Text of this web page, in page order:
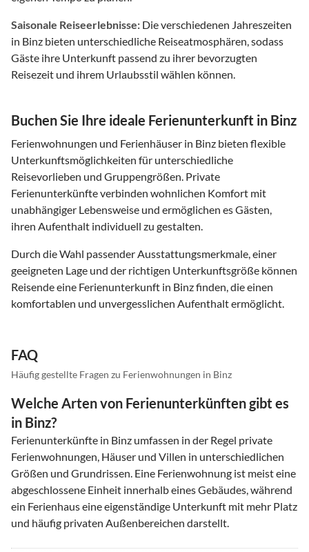
Saisonale Reiseerlebnisse: Die verschiedenen Jahreszeiten
in Binz bieten unterschiedliche Reiseatmosphären, sodass
Gäste ihre Unterkunft passend zu ihrer bevorzugten
Reisezeit und ihrem Urlaubsstil wählen können.
Buchen Sie Ihre ideale Ferienunterkunft in Binz
Ferienwohnungen und Ferienhäuser in Binz bieten flexible
Unterkunftsmöglichkeiten für unterschiedliche
Reisevorlieben und Gruppengrößen. Private
Ferienunterkünfte verbinden wohnlichen Komfort mit
unabhängiger Lebensweise und ermöglichen es Gästen,
ihren Aufenthalt individuell zu gestalten.
Durch die Wahl passender Ausstattungsmerkmale, einer
geeigneten Lage und der richtigen Unterkunftsgröße können
Reisende eine Ferienunterkunft in Binz finden, die einen
komfortablen und unvergesslichen Aufenthalt ermöglicht.
FAQ
Häufig gestellte Fragen zu Ferienwohnungen in Binz
Welche Arten von Ferienunterkünften gibt es
in Binz?
Ferienunterkünfte in Binz umfassen in der Regel private
Ferienwohnungen, Häuser und Villen in unterschiedlichen
Größen und Grundrissen. Eine Ferienwohnung ist meist eine
abgeschlossene Einheit innerhalb eines Gebäudes, während
ein Ferienhaus eine eigenständige Unterkunft mit mehr Platz
und häufig privaten Außenbereichen darstellt.